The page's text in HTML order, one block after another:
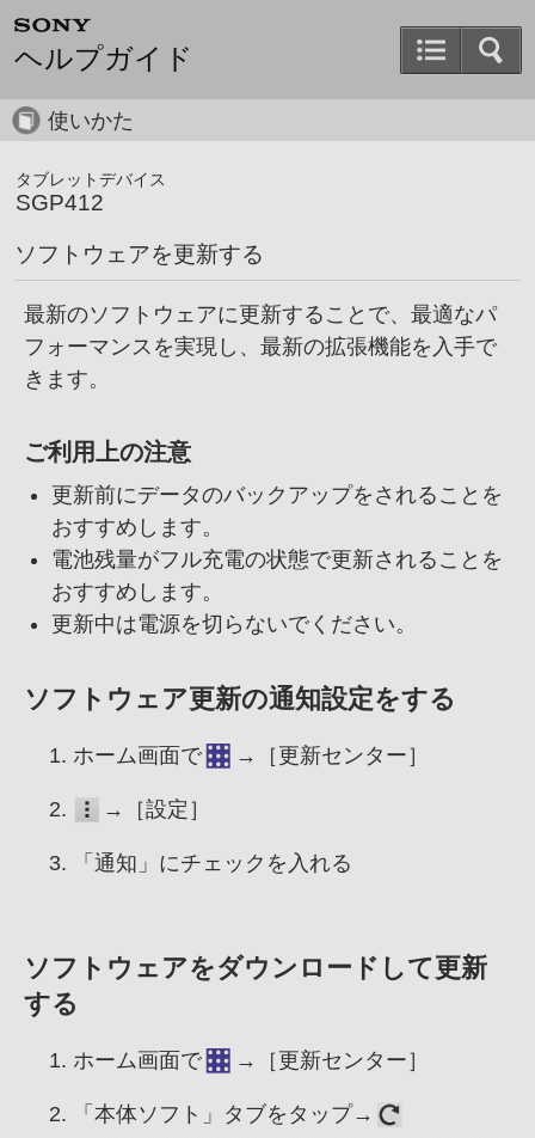
ヘルプガイド
使いかた
タブレットデバイス
SGP412
ソフトウェアを更新する
最新のソフトウェアに更新することで、 最適なパ
フォーマンスを実現し、 最新の拡張機能を入手で
きます。
ご利用上の注意
更新前にデータのバックアップをされることを
おすすめします。
電池残量がフル充電の状態で更新されることを
おすすめします。
更新中は電源を切らないでください。
ソフトウェア更新の通知設定をする
ホーム画面で →［更新センター］
→［設定］
「通知」にチェックを入れる
ソフトウェアをダウンロードして更新
する
ホーム画面で →［更新センター］
「本体ソフト」タブをタップ→